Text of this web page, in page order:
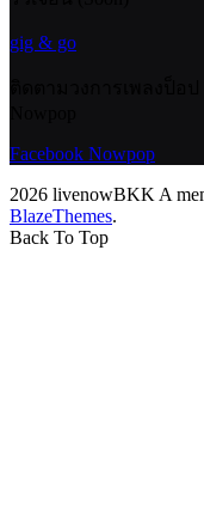
gig & go
Facebook Nowpop
2026 livenowBKK A
BlazeThemes.
Back To Top